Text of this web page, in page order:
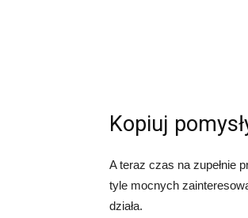
Kopiuj
A teraz czas na zupełnie
tyle mocnych
działa.